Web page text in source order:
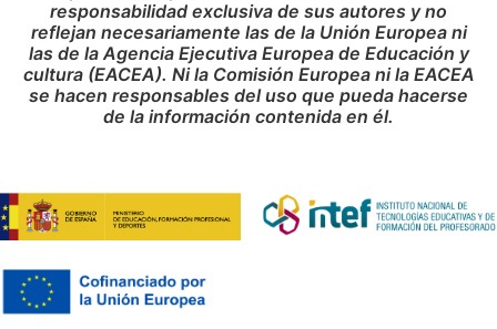
responsabilidad exclusiva de sus autores y no
reflejan necesariamente las de la Unión Europea ni
las de la Agencia Ejecutiva Europea de Educación y
cultura (EACEA). Ni la Comisión Europea ni la EACEA
se hacen responsables del uso que pueda hacerse
de la información contenida en él.